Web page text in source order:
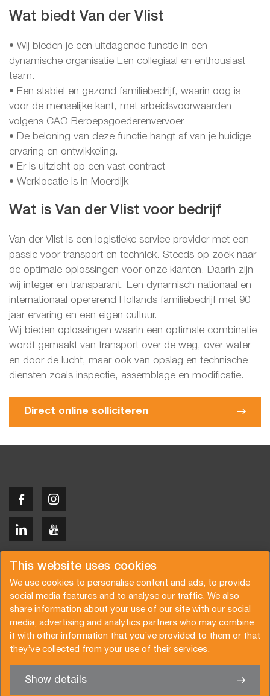
This website uses cookies
We use cookies to personalise content and ads, to provide
social media features and to analyse our traffic. We also
share information about your use of our site with our social
media, advertising and analytics partners who may combine
it with other information that you’ve provided to them or that
they’ve collected from your use of their services.
Show details
Wat biedt Van der Vlist
• Wij bieden je een uitdagende functie in een
dynamische organisatie Een collegiaal en enthousiast
team.
• Een stabiel en gezond familiebedrijf, waarin oog is
voor de menselijke kant, met arbeidsvoorwaarden
volgens CAO Beroepsgoederenvervoer
• De beloning van deze functie hangt af van je huidige
ervaring en ontwikkeling.
• Er is uitzicht op een vast contract
• Werklocatie is in Moerdijk
Wat is Van der Vlist voor bedrijf
Van der Vlist is een logistieke service provider met een
passie voor transport en techniek. Steeds op zoek naar
de optimale oplossingen voor onze klanten. Daarin zijn
wij integer en transparant. Een dynamisch nationaal en
internationaal opererend Hollands familiebedrijf met 90
jaar ervaring en een eigen cultuur.
Wij bieden oplossingen waarin een optimale combinatie
wordt gemaakt van transport over de weg, over water
en door de lucht, maar ook van opslag en technische
diensten zoals inspectie, assemblage en modificatie.
Direct online solliciteren
Copyright © 2026 Van der Vlist
Request a quote
Subscribe to the newsletter
General terms and conditions
Privacy policy
Brochure
Certifications